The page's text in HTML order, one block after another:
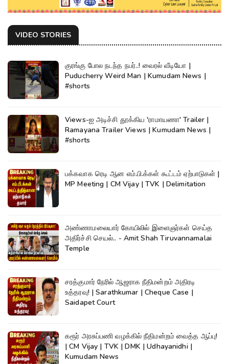
VIDEO STORIES
குரங்கு போல நடந்த நபர்..! வைரல் வீடியோ |
Puducherry Weird Man | Kumudam News |
#shorts
Views-ஐ அடிச்சி தூக்கிய 'ராமாயணா' Trailer |
Ramayana Trailer Views | Kumudam News |
#shorts
பக்கவாக ரெடி ஆன எம்.பி.க்கள் கூட்டம் ஏற்பாடுகள் |
MP Meeting | CM Vijay | TVK | Delimitation
அண்ணாமலையார் கோயிலில் இளைஞர்கள் செய்த
அதிர்ச்சி செயல்.. - Amit Shah Tiruvannamalai
Temple
சரத்குமார் நேரில் ஆஜராக நீதிமன்றம் அதிரடி
உத்தரவு! | Sarathkumar | Cheque Case |
Saidapet Court
கரூர் அரசுப்பணி வழக்கில் நீதிமன்றம் வைத்த ஆப்பு!
| CM Vijay | TVK | DMK | Udhayanidhi |
Kumudam News